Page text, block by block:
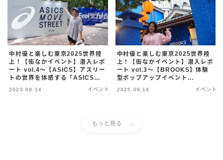
中村優と楽しむ東京2025世界陸
上！【街なかイベント】潜入レポ
ート vol.4〜【ASICS】アスリー
トの世界を体感する「ASICS
2025.09.14 イベント
中村優と楽しむ東京2025世界陸
上！【街なかイベント】潜入レポ
ート vol.3〜【BROOKS】体験
型ポップアップイベント
2025.09.14 イベント
もっと見る